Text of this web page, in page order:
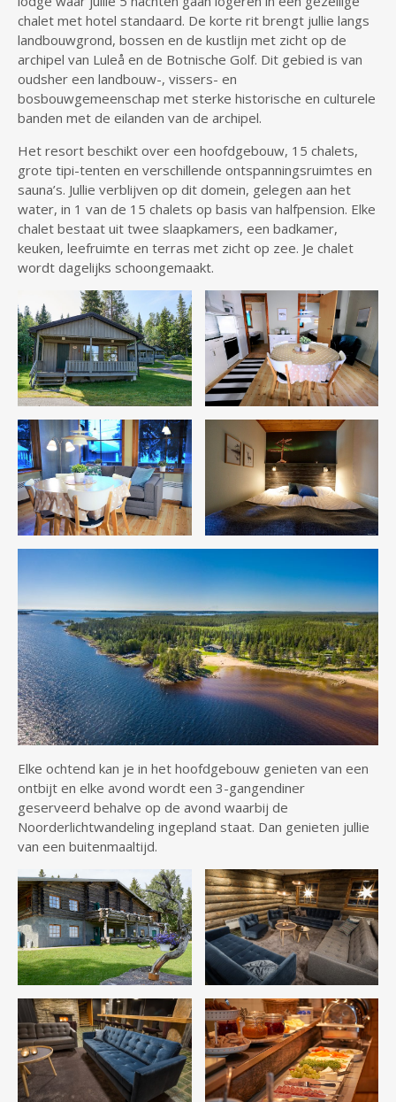
chalet met hotel standaard. De korte rit brengt jullie langs
landbouwgrond, bossen en de kustlijn met zicht op de
archipel van Luleå en de Botnische Golf. Dit gebied is van
oudsher een landbouw-, vissers- en
bosbouwgemeenschap met sterke historische en culturele
banden met de eilanden van de archipel.
Het resort beschikt over een hoofdgebouw, 15 chalets,
grote tipi-tenten en verschillende ontspanningsruimtes en
sauna’s. Jullie verblijven op dit domein, gelegen aan het
water, in 1 van de 15 chalets op basis van halfpension. Elke
chalet bestaat uit twee slaapkamers, een badkamer,
keuken, leefruimte en terras met zicht op zee. Je chalet
wordt dagelijks schoongemaakt.
Elke ochtend kan je in het hoofdgebouw genieten van een
ontbijt en elke avond wordt een 3-gangendiner
geserveerd behalve op de avond waarbij de
Noorderlichtwandeling ingepland staat. Dan genieten jullie
van een buitenmaaltijd.